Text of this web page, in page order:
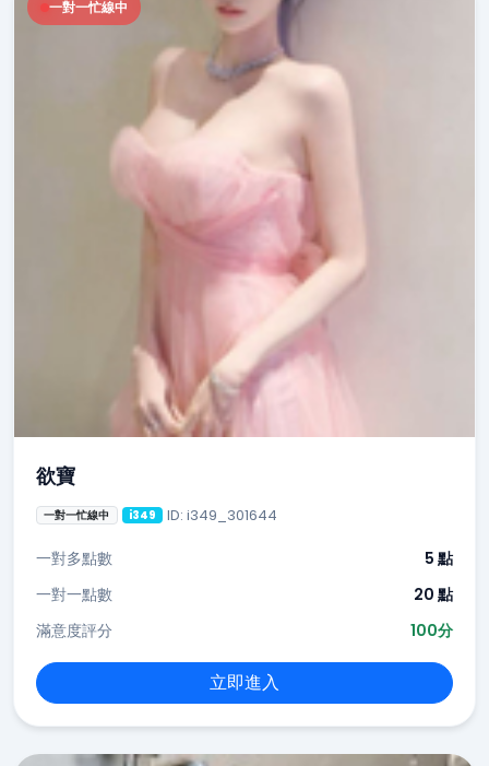
一對一忙線中
欲寶
一對一忙線中 i349 ID: i349_301644
一對多點數
5 點
一對一點數
20 點
滿意度評分
100分
立即進入